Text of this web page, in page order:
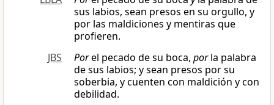
sus labios, sean presos en su orgullo, y
por las maldiciones y mentiras que
profieren.
JBS
Porel pecado de su boca, porla palabra
de sus labios; y sean presos por su
soberbia, y cuenten con maldición y con
debilidad.